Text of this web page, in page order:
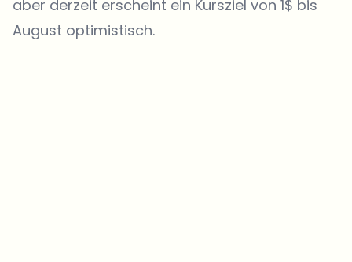
aber derzeit erscheint ein Kursziel von 1$ bis
August optimistisch.